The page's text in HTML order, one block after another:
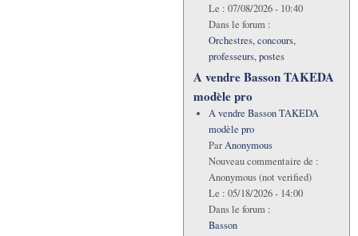
Le : 07/08/2026 - 10:40
Dans le forum :
Orchestres, concours,
professeurs, postes
A vendre Basson TAKEDA
modèle pro
A vendre Basson TAKEDA
modèle pro
ParAnonymous
Nouveau commentaire de :
Anonymous (not verified)
Le : 05/18/2026 - 14:00
Dans le forum :
Basson